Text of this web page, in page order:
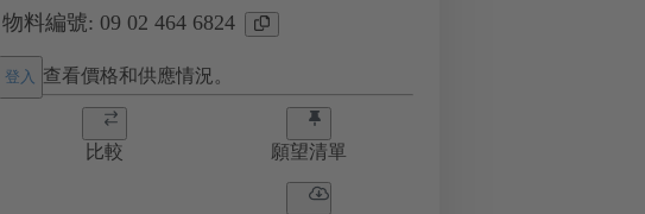
物料編號: 09 02 464 6824
登入 查看價格和供應情況。
比較 願望清單